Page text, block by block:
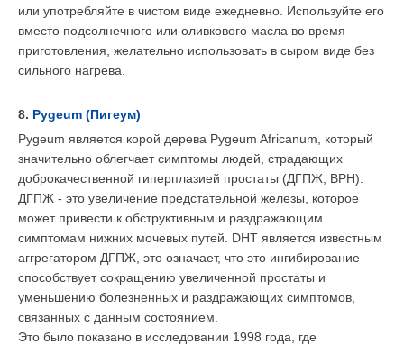
или употребляйте в чистом виде ежедневно. Используйте его
вместо подсолнечного или оливкового масла во время
приготовления, желательно использовать в сыром виде без
сильного нагрева.
8. Pygeum (Пигеум)
Pygeum является корой дерева Pygeum Africanum, который
значительно облегчает симптомы людей, страдающих
доброкачественной гиперплазией простаты (ДГПЖ, BPH).
ДГПЖ - это увеличение предстательной железы, которое
может привести к обструктивным и раздражающим
симптомам нижних мочевых путей. DHT является известным
аггрегатором ДГПЖ, это означает, что это ингибирование
способствует сокращению увеличенной простаты и
уменьшению болезненных и раздражающих симптомов,
связанных с данным состоянием.
Это было показано в исследовании 1998 года, где